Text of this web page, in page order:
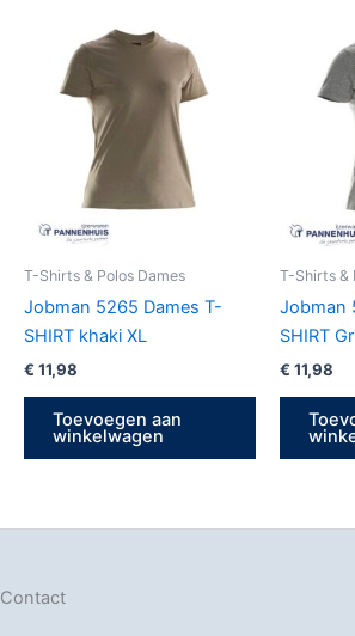
T-Shirts & Polos Dames
Jobman 5265 Dames T-
SHIRT khaki XL
€ 11,98
Toevoegen aan
winkelwagen
T-Shirts &
Jobman
SHIRT
€ 11,98
Contact